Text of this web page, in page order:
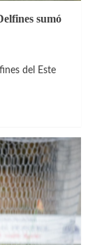
sumó
del Este